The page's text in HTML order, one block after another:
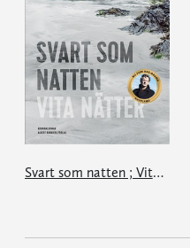
Svart som natten ; Vita nätter